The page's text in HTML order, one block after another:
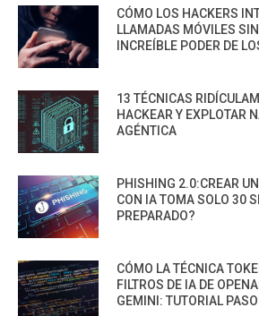
CÓMO LOS HACKERS
LLAMADAS MÓVILES
INCREÍBLE PODER DE
13 TÉCNICAS
HACKEAR Y EXPLOTAR
AGÉNTICA
PHISHING 2.0:CREAR
CON IA TOMA SOLO 30
PREPARADO?
CÓMO LA TÉCNICA
FILTROS DE IA DE
GEMINI: TUTORIAL